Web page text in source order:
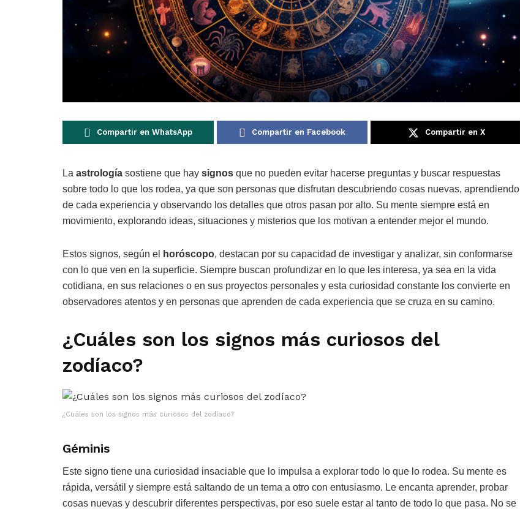
Compartir en WhatsApp Compartir en Facebook Compartir en X
La astrología sostiene que hay signos que no pueden evitar hacerse preguntas y buscar respuestas
sobre todo lo que los rodea, ya que son personas que disfrutan descubriendo cosas nuevas, aprendiendo
de cada experiencia y observando los detalles que otros pasan por alto. Su mente siempre está en
movimiento, explorando ideas, situaciones y misterios que los motivan a entender mejor el mundo.
Estos signos, según el horóscopo, destacan por su capacidad de investigar y analizar, sin conformarse
con lo que ven en la superficie. Siempre buscan profundizar en lo que les interesa, ya sea en la vida
cotidiana, en sus relaciones o en sus proyectos personales y esta curiosidad constante los convierte en
observadores atentos y en personas que aprenden de cada experiencia que se cruza en su camino.
¿Cuáles son los signos más curiosos del
zodíaco?
¿Cuáles son los signos más curiosos del zodíaco?
Géminis
Este signo tiene una curiosidad insaciable que lo impulsa a explorar todo lo que lo rodea. Su mente es
rápida, versátil y siempre está saltando de un tema a otro con entusiasmo. Le encanta aprender, probar
cosas nuevas y descubrir diferentes perspectivas, por eso suele estar al tanto de todo lo que pasa. No se